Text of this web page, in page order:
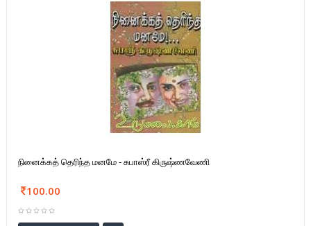
நினைக்கத் தெரிந்த மனமே - சுபாஸ்ரீ கிருஷ்ணவேணி
100.00